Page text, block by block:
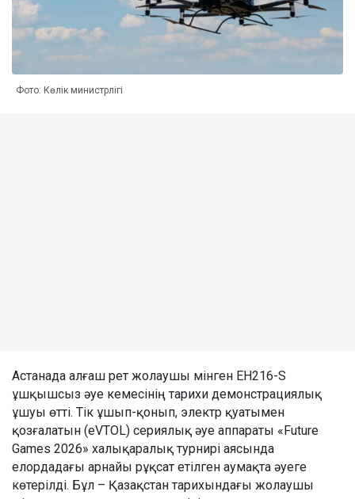
Фото: Көлік министрлігі
Астанада алғаш рет жолаушы мінген EH216-S
ұшқышсыз әуе кемесінің тарихи демонстрациялық
ұшуы өтті. Тік ұшып-қонып, электр қуатымен
қозғалатын (eVTOL) сериялық әуе аппараты «Future
Games 2026» халықаралық турнирі аясында
елордадағы арнайы рұқсат етілген аумақта әуеге
көтерілді. Бұл – Қазақстан тарихындағы жолаушы